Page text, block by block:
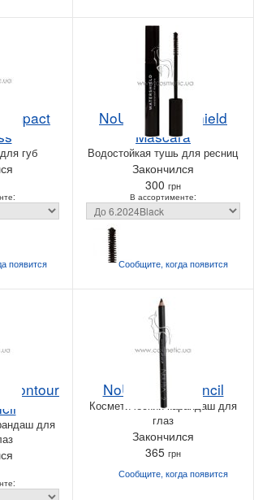
Impact
губ
появится
NoUBA Watershield
Mascara
Водостойкая тушь для ресниц
Закончился
300 грн
В ассортименте:
Сообщите, когдапоявится
Contour
для
NoUBA Eye Pencil
Косметический карандаш для
глаз
Закончился
365 грн
Сообщите, когдапоявится